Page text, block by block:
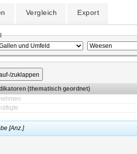
Vergleich Export
zuklappen
(thematisch geordnet)
[Anz.]